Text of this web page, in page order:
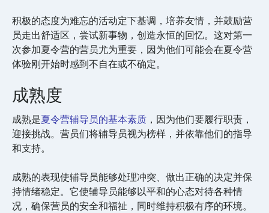
积极的态度为难忘的活动定下基调，培养友情，并鼓励营
员走出舒适区，尝试新事物，创造永恒的回忆。这对第一
次参加夏令营的营员尤为重要，因为他们可能会在夏令营
体验刚开始时感到不自在或不确定。
成熟度
成熟是夏令营辅导员的基本素质 ，因为他们要履行职责，
迎接挑战。营员们将辅导员视为榜样，并依靠他们的指导
和支持。
成熟的表现使辅导员能够处理冲突、做出正确的决定并保
持情绪稳定。它使辅导员能够以平和的心态对待各种情
况，确保营员的安全和福祉，同时维持积极有序的环境。